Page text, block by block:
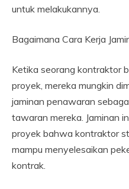
untuk melakukannya.
Bagaimana Cara Kerja
Ketika seorang kontraktor
proyek, mereka mungkin
jaminan penawaran
tawaran mereka. Jaminan
proyek bahwa kontraktor
mampu menyelesaikan
kontrak.